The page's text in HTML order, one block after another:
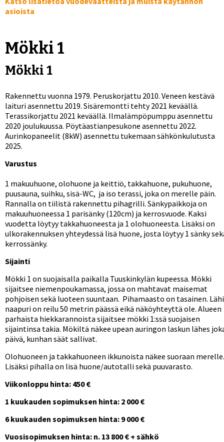
asioista
Mökki 1
Mökki 1
Rakennettu vuonna 1979. Peruskorjattu 2010. Veneen kestävä
laituri asennettu 2019. Sisäremontti tehty 2021 keväällä.
Terassikorjattu 2021 keväällä. Ilmalämpöpumppu asennettu
2020 joulukuussa. Pöytäastianpesukone asennettu 2022.
Aurinkopaneelit (8kW) asennettu tukemaan sähkönkulutusta
2025.
Varustus
1 makuuhuone, olohuone ja keittiö, takkahuone, pukuhuone,
puusauna, suihku, sisä-WC, ja iso terassi, joka on merelle päin.
Rannalla on tiilistä rakennettu pihagrilli. Sänkypaikkoja on
makuuhuoneessa 1 parisänky (120cm) ja kerrosvuode. Kaksi
vuodetta löytyy takkahuoneesta ja 1 olohuoneesta. Lisäksi on
ulkorakennuksen yhteydessä lisä huone, josta löytyy 1 sänky
kerrossänky.
Sijainti
Mökki 1 on suojaisalla paikalla Tuuskinkylän kupeessa. Mökki
sijaitsee niemenpoukamassa, jossa on mahtavat maisemat
pohjoisen sekä luoteen suuntaan. Pihamaasto on tasainen.
naapuri on reilu 50 metrin päässä eikä näköyhteyttä ole. Alueen
parhaista hiekkarannoista sijaitsee mökki 1:ssä suojaisen
sijaintinsa takia. Mökiltä näkee upean auringon laskun lähes
päivä, kunhan säät sallivat.
Olohuoneen ja takkahuoneen ikkunoista näkee suoraan merelle.
Lisäksi pihalla on lisä huone/autotalli sekä puuvarasto.
Viikonloppu hinta: 450 €
1 kuukauden sopimuksen hinta: 2 000 €
6 kuukauden sopimuksen hinta: 9 000 €
Vuosisopimuksen hinta: n. 13 800 € + sähkö